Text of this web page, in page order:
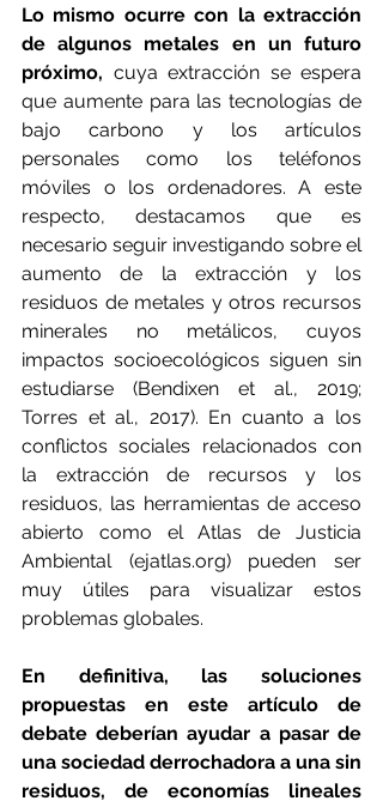
Lo mismo ocurre con la extracción
de algunos metales en un futuro
próximo, cuya extracción se espera
que aumente para las tecnologías de
bajo carbono y los artículos
personales como los teléfonos
móviles o los ordenadores. A este
respecto, destacamos que es
necesario seguir investigando sobre el
aumento de la extracción y los
residuos de metales y otros recursos
minerales no metálicos, cuyos
impactos socioecológicos siguen sin
estudiarse (Bendixen et al., 2019;
Torres et al., 2017). En cuanto a los
conflictos sociales relacionados con
la extracción de recursos y los
residuos, las herramientas de acceso
abierto como el Atlas de Justicia
Ambiental (ejatlas.org) pueden ser
muy útiles para visualizar estos
problemas globales.
En definitiva, las soluciones
propuestas en este artículo de
debate deberían ayudar a pasar de
una sociedad derrochadora a una sin
residuos, de economías lineales